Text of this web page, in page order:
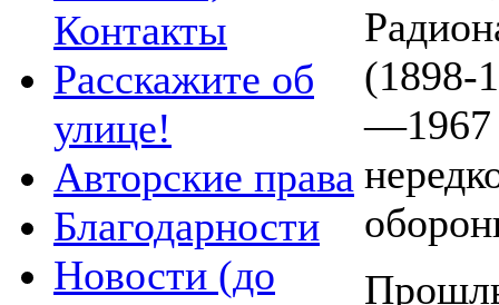
Контакты
Расскажите об
улице!
Авторские права
Благодарности
Новости (до
(1898-
—1967